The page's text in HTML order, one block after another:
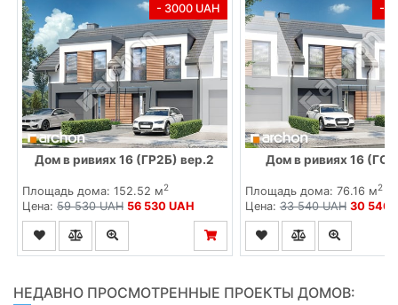
- 3000 UAH
Дом в ривиях 16 (ГР2Б) вер.2
Площадь дома: 152.52 м2
Цена: 59 530 UAH 56 530 UAH
-
Дом в ривиях 16 (ГС)
Площадь дома: 76.16 м2
Цена:33 540 UAH 30 540
НЕДАВНО ПРОСМОТРЕННЫЕ ПРОЕКТЫ ДОМОВ: